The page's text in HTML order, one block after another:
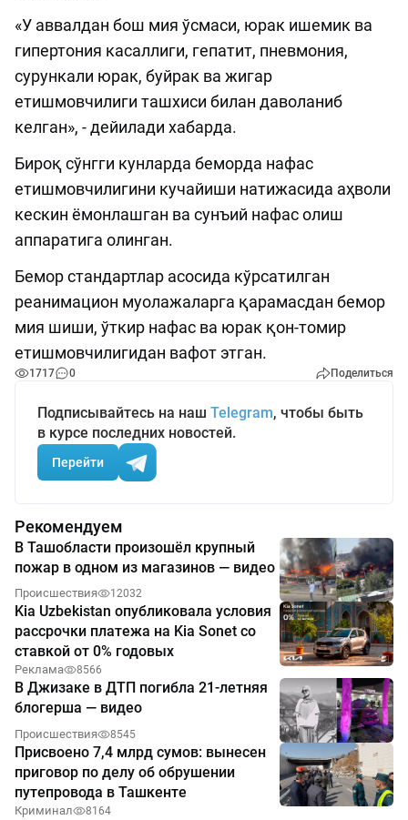
«У аввалдан бош мия ўсмаси, юрак ишемик ва
гипертония касаллиги, гепатит, пневмония,
сурункали юрак, буйрак ва жигар
етишмовчилиги ташхиси билан даволаниб
келган», - дейилади хабарда.
Бироқ сўнгги кунларда беморда нафас
етишмовчилигини кучайиши натижасида аҳволи
кескин ёмонлашган ва сунъий нафас олиш
аппаратига олинган.
Бемор стандартлар асосида кўрсатилган
реанимацион муолажаларга қарамасдан бемор
мия шиши, ўткир нафас ва юрак қон-томир
етишмовчилигидан вафот этган.
1717 0 Поделиться
Подписывайтесь на наш Telegram, чтобы быть
в курсе последних новостей.
Перейти
Рекомендуем
В Ташобласти произошёл крупный
пожар в одном из магазинов — видео
Происшествия 12032
Kia Uzbekistan опубликовала условия
рассрочки платежа на Kia Sonet со
ставкой от 0% годовых
Реклама 8566
В Джизаке в ДТП погибла 21-летняя
блогерша — видео
Происшествия 8545
Присвоено 7,4 млрд сумов: вынесен
приговор по делу об обрушении
путепровода в Ташкенте
Криминал 8164